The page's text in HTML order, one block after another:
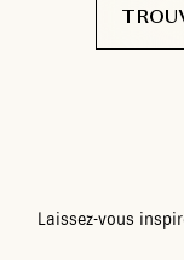
Laissez-vous